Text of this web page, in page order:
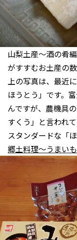
山梨土産～酒の肴
がすすむお土産の数
上の写真は、最近
ほうとう」です。
んですが、農機具
すくう」と言われ
スタンダードな「
郷土料理～うまい